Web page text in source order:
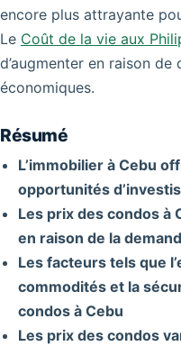
encore plus attrayante
Le Coût de la vie aux
d’augmenter en raison
économiques.
Résumé
L’immobilier à Cebu
opportunités
Les prix des condos à
en raison de la
Les facteurs tels que
commodités et la
condos à Cebu
Les prix des condos